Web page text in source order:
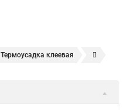
Термоусадка клеевая